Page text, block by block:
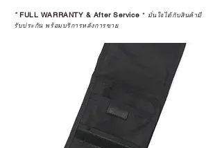
*FULL WARRANTY & After Service * มั่นใจได้กับสินค้ามี
รับประกัน พร้อมบริการหลังการขาย